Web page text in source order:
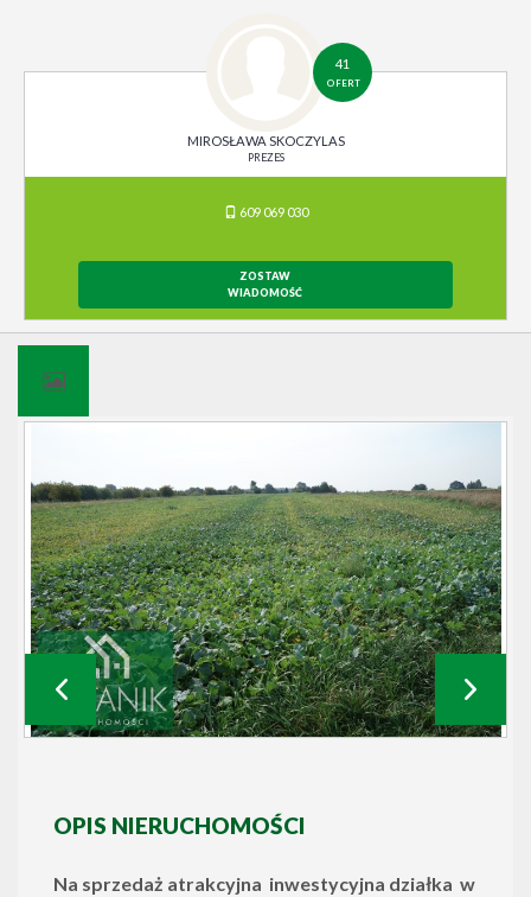
41
OFERT
MIROSŁAWA SKOCZYLAS
PREZES
609 069 030
ZOSTAW
WIADOMOŚĆ
OPIS NIERUCHOMOŚCI
Na sprzedaż atrakcyjna inwestycyjna działka w